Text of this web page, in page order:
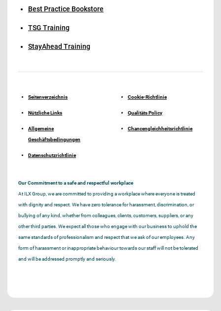
Best Practice Bookstore
TSG Training
StayAhead Training
Seitenverzeichnis
Nützliche Links
Allgemeine
Geschäftsbedingungen
Datenschutzrichtlinie
Cookie-Richtlinie
Qualitäts Policy
Chancengleichheitsrichtlinie
Our Commitment to a safe and respectful workplace
At ILX Group, we are committed to providing a workplace where everyone is treated
with dignity and respect. We have zero tolerance for harassment, discrimination, or
bullying of any kind, whether from colleagues, clients, customers, suppliers, or any
other third parties. We expect all those who engage with our business to uphold the
same standards of professionalism and respect that we ask of our employees. Any
form of harassment or inappropriate behaviour towards our staff will not be tolerated
and will be addressed promptly and seriously.